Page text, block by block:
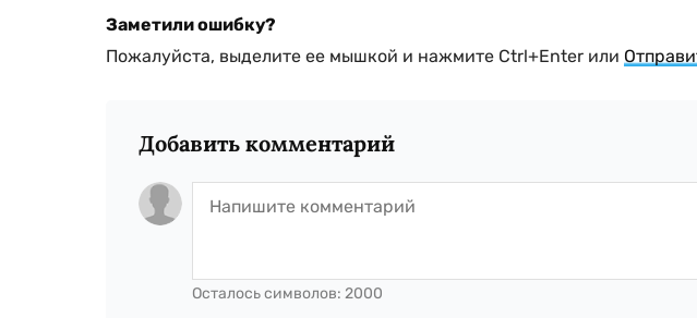
Заметили ошибку?
Пожалуйста, выделите ее мышкой и нажмите Ctrl+Enter или
Добавить комментарий
Осталось символов: 2000